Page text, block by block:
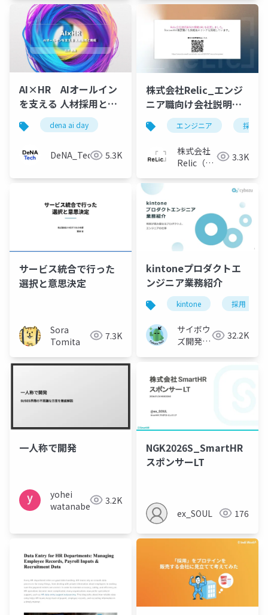
AI×HR AIオールイン
を支える 人材採用と育
成
dena ai day
DeNA_Tech 5.3K
株式会社Relic_エンジ
ニア職向け会社説明資
料（※URLが変わりま
した）
エンジニア 採用
株式会社
Relic（※URL 3.3K
サービス統合で行った
選択と意思決定
Sora
Tomita
7.3K
kintoneプロダクトエ
ンジニア業務紹介
kintone 採用
サイボウ
ズ開発本
32.2K
一人称で開発
yohei
watanabe
3.2K
NGK2026S_SmartHR
スポンサーLT
ex_SOUL 176